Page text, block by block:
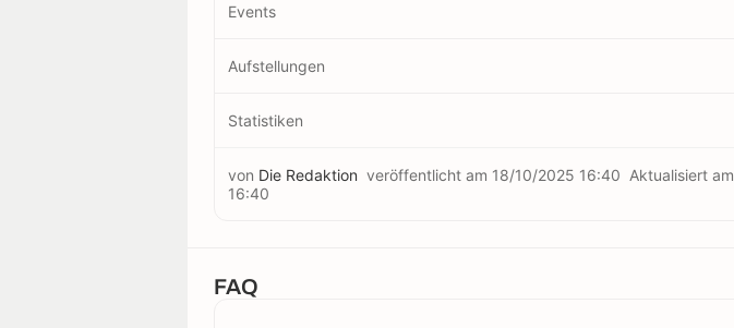
Events
Aufstellungen
Statistiken
von Die Redaktion veröffentlicht am 18/10/2025 16:40 Aktualisiert am
16:40
FAQ